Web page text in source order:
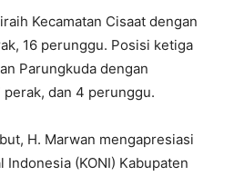
Kecamatan Cisaat dengan
16 perunggu. Posisi ketiga
Parungkuda dengan
perak, dan 4 perunggu.
H. Marwan mengapresiasi
Indonesia (KONI) Kabupaten